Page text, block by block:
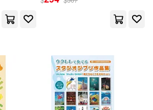
ろ。(1)
あち(1)
うさ城まに(1)